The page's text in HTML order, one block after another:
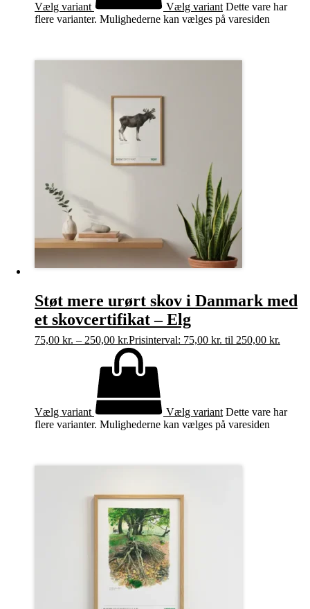
Vælg variant Vælg variant Dette vare har
flere varianter. Mulighederne kan vælges på varesiden
Støt mere urørt skov i Danmark med
et skovcertifikat – Elg
75,00 kr. – 250,00 kr.Prisinterval: 75,00 kr. til 250,00 kr.
Vælg variant Vælg variant Dette vare har
flere varianter. Mulighederne kan vælges på varesiden